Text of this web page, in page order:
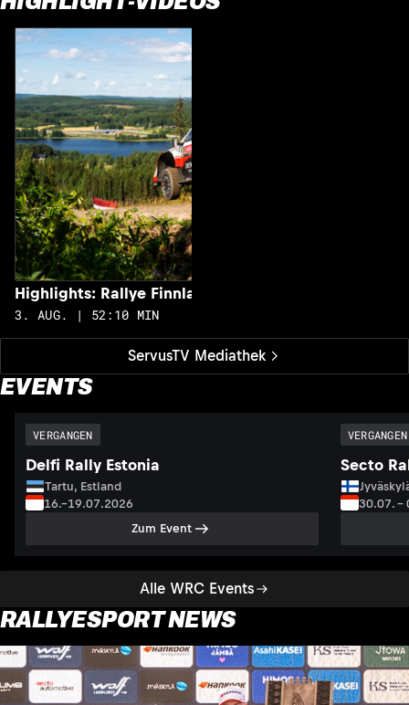
ServusTV Mediathek
Highlights: Rallye Finnland
3. AUG. | 52:10 MIN
EVENTS
Alle WRC Events
VERGANGEN
Delfi Rally Estonia
Tartu, Estland
16.–19.07.2026
Zum Event
VERGANGEN
Secto
30.07. –
RALLYESPORT NEWS